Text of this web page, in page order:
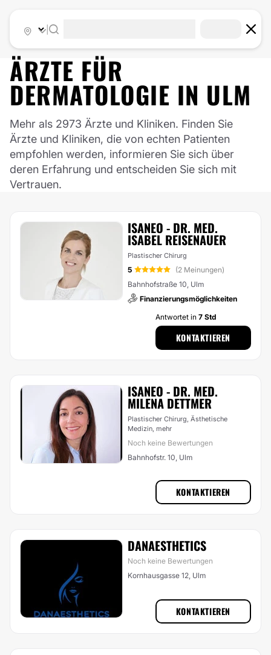
ÄRZTE FÜR
DERMATOLOGIE IN ULM
Mehr als 2973 Ärzte und Kliniken. Finden Sie
Ärzte und Kliniken, die von echten Patienten
empfohlen werden, informieren Sie sich über
deren Erfahrung und entscheiden Sie sich mit
Vertrauen.
ISANEO - DR. MED.
ISABEL REISENAUER
Plastischer Chirurg
5
(2 Meinungen)
Bahnhofstraße 10, Ulm
Finanzierungsmöglichkeiten
Antwortet in 7 Std
KONTAKTIEREN
ISANEO - DR. MED.
MILENA DETTMER
Plastischer Chirurg, Ästhetische
Medizin, mehr
Noch keine Bewertungen
Bahnhofstr. 10, Ulm
KONTAKTIEREN
DANAESTHETICS
Noch keine Bewertungen
Kornhausgasse 12, Ulm
KONTAKTIEREN